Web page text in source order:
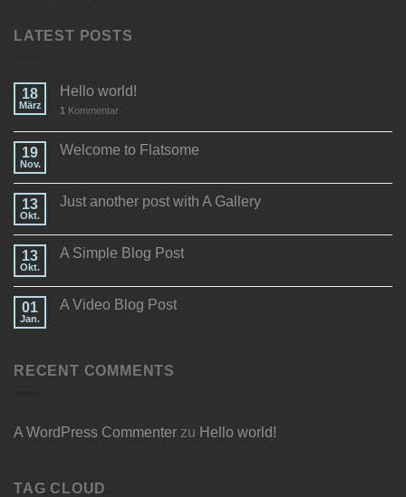
LATEST POSTS
18
März
Hello world!
1 Kommentar
19
Nov.
Welcome to Flatsome
13
Okt.
Just another post with A Gallery
13
Okt.
A Simple Blog Post
01
Jan.
A Video Blog Post
RECENT COMMENTS
A WordPress Commenter zu Hello world!
TAG CLOUD